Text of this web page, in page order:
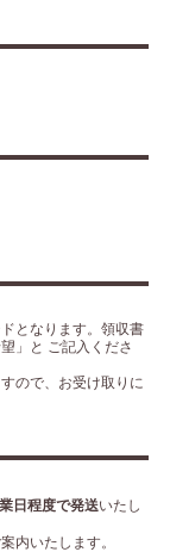
となります。領収書
」と ご記入くださ
ので、お受け取りに
日程度で発送いたし
内いたします。